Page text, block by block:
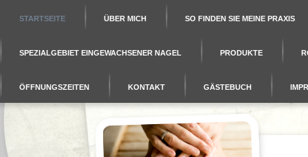
STARTSEITE ÜBER MICH SO FINDEN SIE MEINE PRAXIS
SPEZIALGEBIET EINGEWACHSENER NAGEL PRODUKTE
ÖFFNUNGSZEITEN KONTAKT GÄSTEBUCH